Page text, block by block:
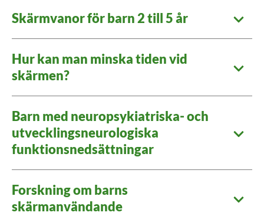
Skärmvanor för barn 2 till 5 år
Hur kan man minska tiden vid
skärmen?
Barn med neuropsykiatriska- och
utvecklingsneurologiska
funktionsnedsättningar
Forskning om barns
skärmanvändande